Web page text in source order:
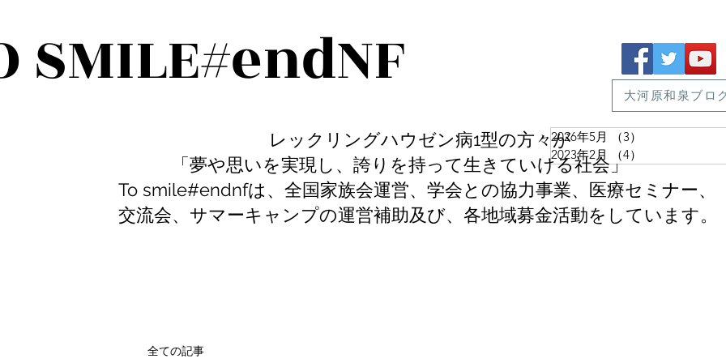
SMILE#endNF 大河原和泉ブロ
2026年5月 （3）
2023年2月
（4）
レックリングハウゼン病1型の方々が
「夢や思いを実現し、誇りを持って生きていける社会」
To smile#endnfは、全国家族会運営、学会との協力事業、医療セミナー、
交流会、サマーキャンプの運営補助及び、各地域募金活動をしています。
全ての記事